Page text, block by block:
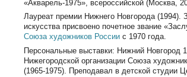
«Акварель-1975», всероссийской (Москва,
Лауреат премии Нижнего Новгорода (1994).
искусства присвоено почетное звание
Союза художников России с 1970 года.
Персональные выставки: Нижний Новгород
Нижегородской организации Союза
(1965-1975). Преподавал в детской студии